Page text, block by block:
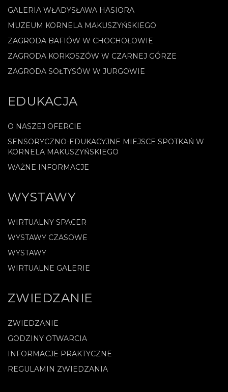
GALERIA WŁADYSŁAWA HASIORA
MUZEUM KORNELA MAKUSZYŃSKIEGO
ZAGRODA BAFIÓW W CHOCHOŁOWIE
ZAGRODA KORKOSZÓW W CZARNEJ GÓRZE
ZAGRODA SOŁTYSÓW W JURGOWIE
EDUKACJA
O NASZEJ OFERCIE
SENSORYCZNO-EDUKACYJNE MIEJSCE SPOTKAŃ W
KORNELA MAKUSZYŃSKIEGO
WAŻNE INFORMACJE
WYSTAWY
WIRTUALNY SPACER
WYSTAWY CZASOWE
WYSTAWY
WIRTUALNE GALERIE
ZWIEDZANIE
ZWIEDZANIE
GODZINY OTWARCIA
INFORMACJE PRAKTYCZNE
REGULAMIN ZWIEDZANIA